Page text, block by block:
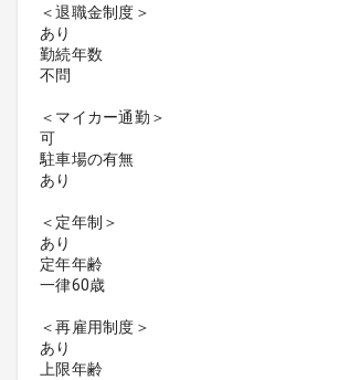
＜退職金制度＞
あり
勤続年数
不問
＜マイカー通勤＞
可
駐車場の有無
あり
＜定年制＞
あり
定年年齢
一律60歳
＜再雇用制度＞
あり
上限年齢